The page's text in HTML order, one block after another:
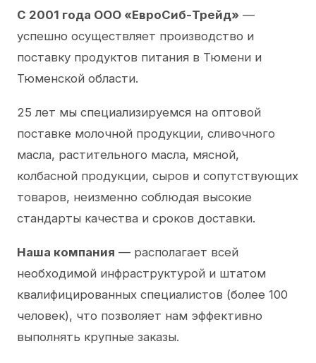
С 2001 года ООО «ЕвроСиб-Трейд» —
успешно осуществляет производство и
поставку продуктов питания в Тюмени и
Тюменской области.
25 лет мы специализируемся на оптовой
поставке молочной продукции, сливочного
масла, растительного масла, мясной,
колбасной продукции, сыров и сопутствующих
товаров, неизменно соблюдая высокие
стандарты качества и сроков доставки.
Наша компания — располагает всей
необходимой инфраструктурой и штатом
квалифицированных специалистов (более 100
человек), что позволяет нам эффективно
выполнять крупные заказы.